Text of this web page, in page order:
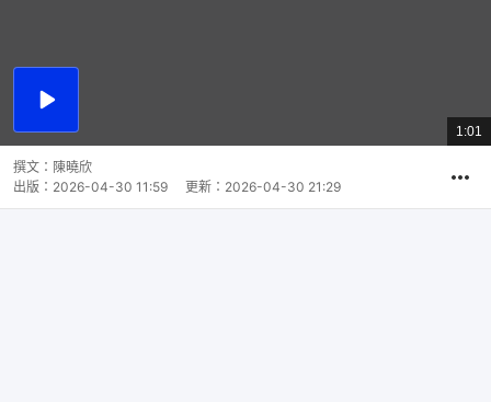
播
總
共
1:01
撰文： 陳曉欣
出版： 2026-04-30 11:59 更新： 2026-04-30 21:29